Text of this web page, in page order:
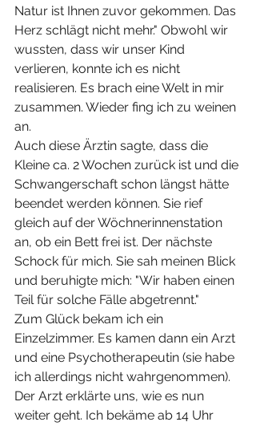
Natur ist Ihnen zuvor gekommen. Das
Herz schlägt nicht mehr." Obwohl wir
wussten, dass wir unser Kind
verlieren, konnte ich es nicht
realisieren. Es brach eine Welt in mir
zusammen. Wieder fing ich zu weinen
an.
Auch diese Ärztin sagte, dass die
Kleine ca. 2 Wochen zurück ist und die
Schwangerschaft schon längst hätte
beendet werden können. Sie rief
gleich auf der Wöchnerinnenstation
an, ob ein Bett frei ist. Der nächste
Schock für mich. Sie sah meinen Blick
und beruhigte mich: "Wir haben einen
Teil für solche Fälle abgetrennt."
Zum Glück bekam ich ein
Einzelzimmer. Es kamen dann ein Arzt
und eine Psychotherapeutin (sie habe
ich allerdings nicht wahrgenommen).
Der Arzt erklärte uns, wie es nun
weiter geht. Ich bekäme ab 14 Uhr